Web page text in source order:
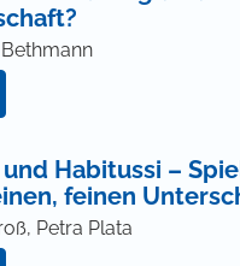
Habitussi –
feinen
Petra Plata